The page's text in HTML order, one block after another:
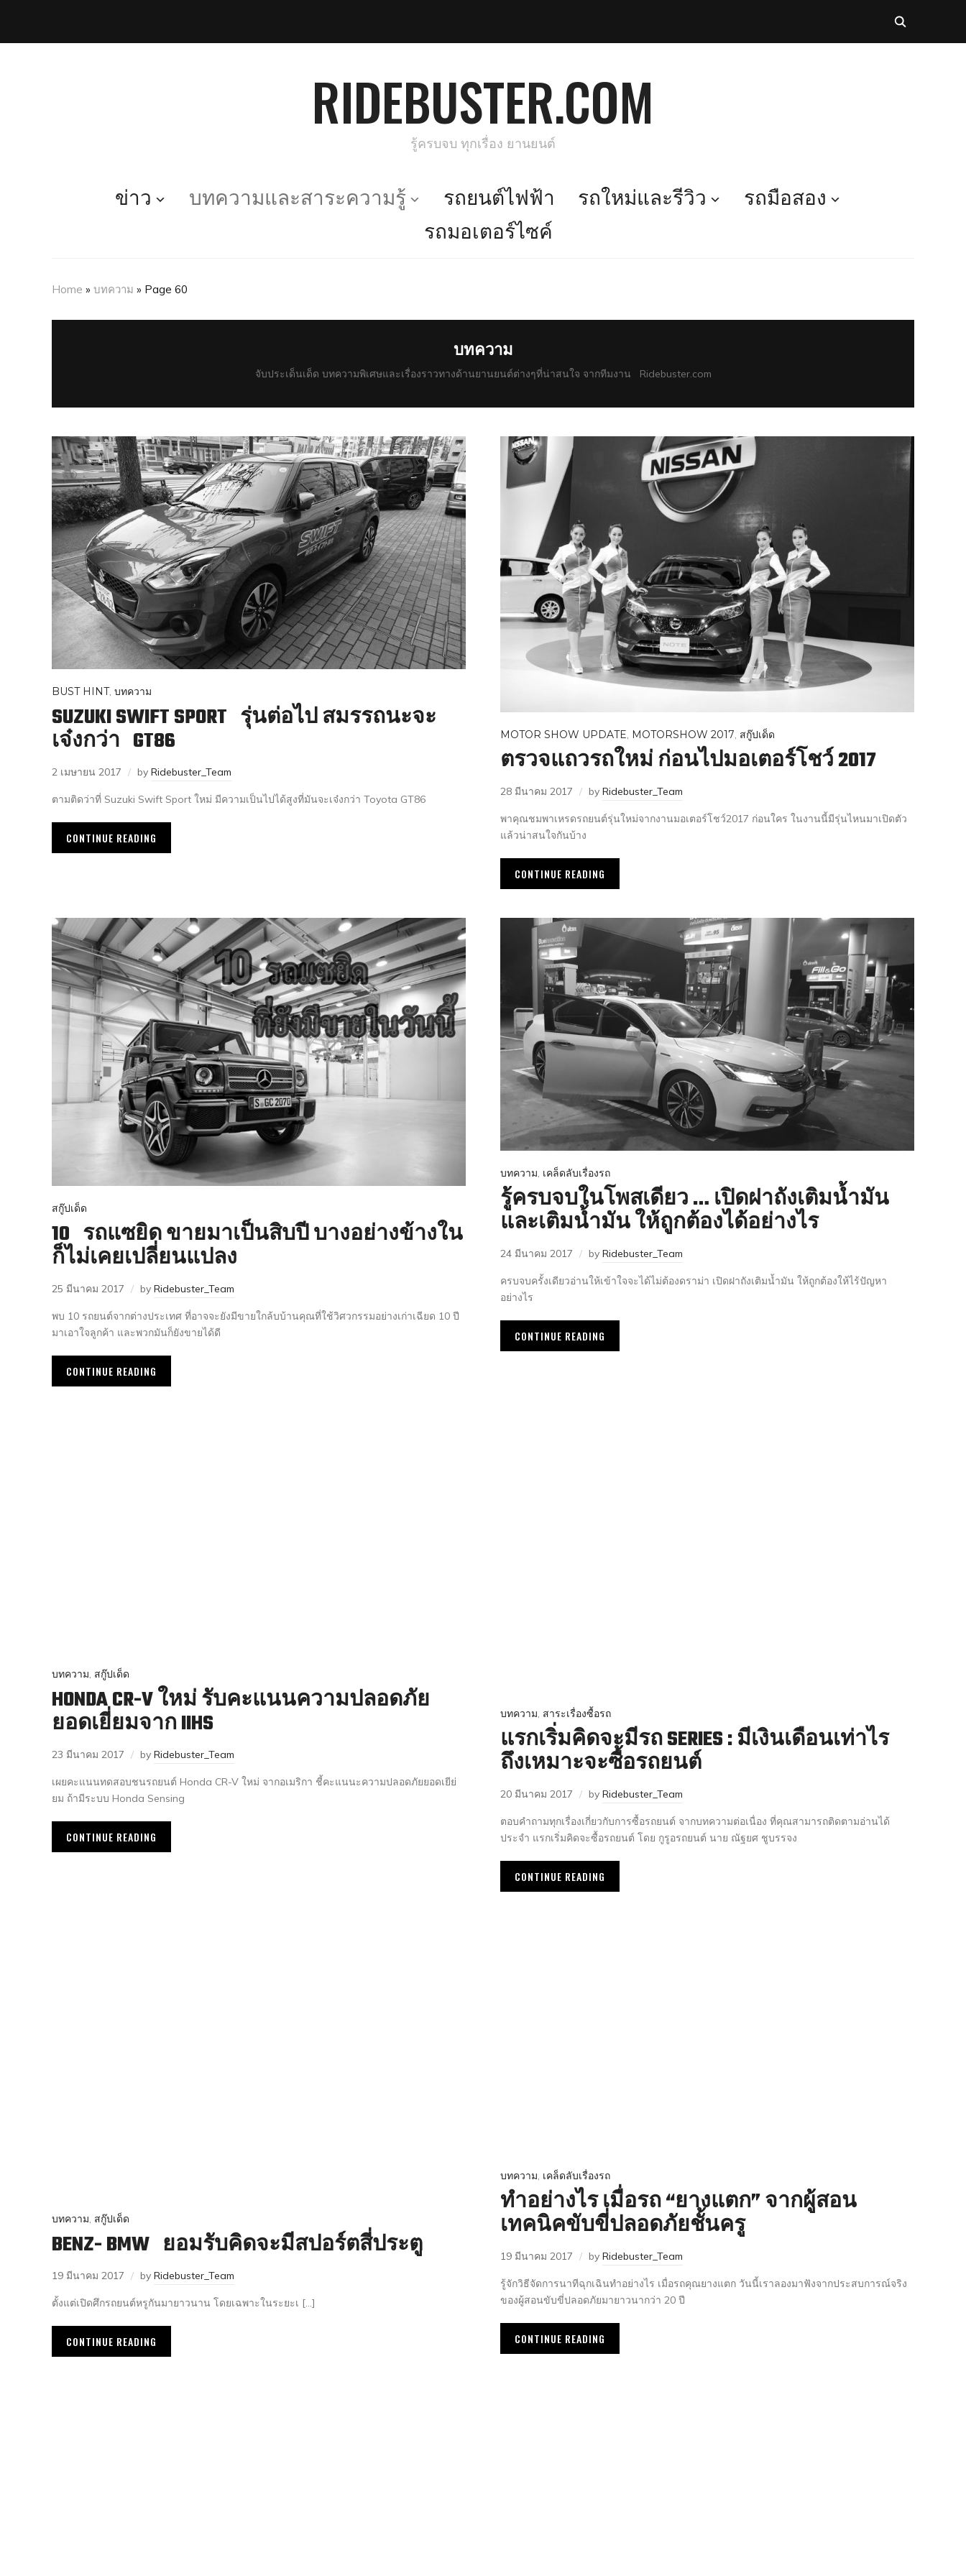
RIDEBUSTER.COM
รู้ครบจบ ทุกเรื่อง ยานยนต์
ข่าว บทความและสาระความรู้ รถยนต์ไฟฟ้า รถใหม่และรีวิว
รถมือสอง
รถมอเตอร์ไซค์
Home » บทความ » Page 60
บทความ
จับประเด็นเด็ด บทความพิเศษและเรื่องราวทางด้านยานยนต์ต่างๆที่น่าสนใจ จากทีมงาน Ridebuster.com
BUST HINT, บทความ
SUZUKI SWIFT SPORT รุ่นต่อไป สมรรถนะจะ
เจ๋งกว่า GT86
2 เมษายน 2017 by Ridebuster_Team
ตามติดว่าที่ Suzuki Swift Sport ใหม่ มีความเป็นไปได้สูงที่มันจะเจ๋งกว่า Toyota GT86
CONTINUE READING
MOTOR SHOW UPDATE, MOTORSHOW 2017, สกู๊ปเด็ด
ตรวจแถวรถใหม่ ก่อนไปมอเตอร์โชว์ 2017
28 มีนาคม 2017 by Ridebuster_Team
พาคุณชมพาเหรดรถยนต์รุ่นใหม่จากงานมอเตอร์โชว์2017 ก่อนใคร ในงานนี้มีรุ่นไหนมาเปิดตัว
แล้วน่าสนใจกันบ้าง
CONTINUE READING
สกู๊ปเด็ด
10 รถแซยิด ขายมาเป็นสิบปี บางอย่างข้างใน
ก็ไม่เคยเปลี่ยนแปลง
25 มีนาคม 2017 by Ridebuster_Team
พบ 10 รถยนต์จากต่างประเทศ ที่อาจจะยังมีขายใกล้บบ้านคุณที่ใช้วิศวกรรมอย่างเก่าเฉียด 10 ปี
มาเอาใจลูกค้า และพวกมันก็ยังขายได้ดี
CONTINUE READING
บทความ, เคล็ดลับเรื่องรถ
รู้ครบจบในโพสเดียว … เปิดฝาถังเติมน้ำมัน
และเติมน้ำมัน ให้ถูกต้องได้อย่างไร
24 มีนาคม 2017 by Ridebuster_Team
ครบจบครั้งเดียวอ่านให้เข้าใจจะได้ไม่ต้องดราม่า เปิดฝาถังเติมน้ำมัน ให้ถูกต้องให้ไร้ปัญหา
อย่างไร
CONTINUE READING
บทความ, สกู๊ปเด็ด
HONDA CR-V ใหม่ รับคะแนนความปลอดภัย
ยอดเยี่ยมจาก IIHS
23 มีนาคม 2017 by Ridebuster_Team
เผยคะแนนทดสอบชนรถยนต์ Honda CR-V ใหม่ จากอเมริกา ชี้คะแนนะความปลอดภัยยอดเยีย่
ยม ถ้ามีระบบ Honda Sensing
CONTINUE READING
บทความ, สาระเรื่องซื้อรถ
แรกเริ่มคิดจะมีรถ SERIES : มีเงินเดือนเท่าไร
ถึงเหมาะจะซื้อรถยนต์
20 มีนาคม 2017 by Ridebuster_Team
ตอบคำถามทุกเรื่องเกี่ยวกับการซื้อรถยนต์ จากบทความต่อเนื่อง ที่คุณสามารถติดตามอ่านได้
ประจำ แรกเริ่มคิดจะซื้อรถยนต์ โดย กูรูอรถยนต์ นาย ณัฐยศ ชูบรรจง
CONTINUE READING
บทความ, สกู๊ปเด็ด
BENZ- BMW ยอมรับคิดจะมีสปอร์ตสี่ประตู
19 มีนาคม 2017 by Ridebuster_Team
ตั้งแต่เปิดศึกรถยนต์หรูกันมายาวนาน โดยเฉพาะในระยะเ […]
CONTINUE READING
บทความ, เคล็ดลับเรื่องรถ
ทำอย่างไร เมื่อรถ “ยางแตก” จากผู้สอน
เทคนิคขับขี่ปลอดภัยชั้นครู
19 มีนาคม 2017 by Ridebuster_Team
รู้จักวิธีจัดการนาทีฉุกเฉินทำอย่างไร เมื่อรถคุณยางแตก วันนี้เราลองมาฟังจากประสบการณ์จริง
ของผู้สอนขับขี่ปลอดภัยมายาวนากว่า 20 ปี
CONTINUE READING